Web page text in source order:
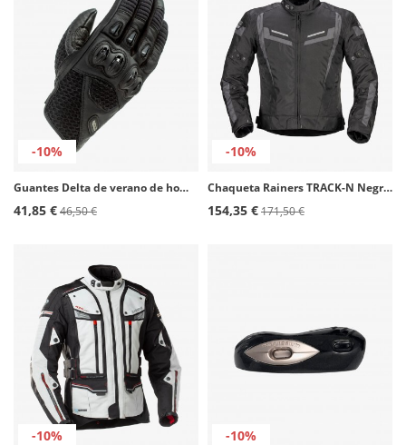
-10%
Guantes Delta de verano de hombre color negro de Rainers
41,85 €46,50 €
-10%
Chaqueta Rainers TRACK-N Negro Racing
154,35 €171,50 €
-10% -10%